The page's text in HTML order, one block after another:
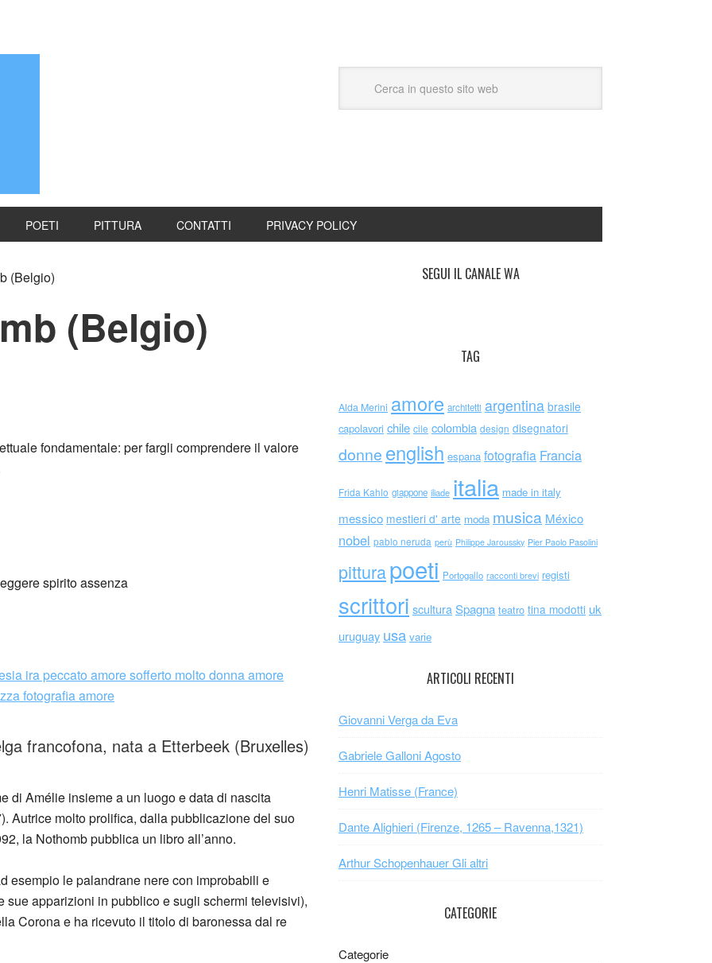
POETI PITTURA CONTATTI PRIVACY POLICY
(Belgio)
(Belgio)
fondamentale: per fargli comprendere il valore
francofona, nata a Etterbeek (Bruxelles)
di Amélie insieme a un luogo e data di nascita
Autrice molto prolifica, dalla pubblicazione del suo
la Nothomb pubblica un libro all’anno.
esempio le palandrane nere con improbabili e
apparizioni in pubblico e sugli schermi televisivi),
Corona e ha ricevuto il titolo di baronessa dal re
SEGUI IL CANALE WA
TAG
Alda Merini amore architetti argentina brasile
capolavori chile cile colombia design disegnatori
donne english espana fotografia Francia
Frida Kahlo giappone iliade italia made in italy
messico mestieri d' arte moda musica México
nobel pablo neruda perù Philippe Jaroussky Pier Paolo Pasolini
pitturapoeti Portogallo racconti brevi registi
scrittori scultura Spagna teatro tina modotti uk
uruguay usa varie
ARTICOLI RECENTI
Giovanni Verga da Eva
Gabriele Galloni Agosto
Henri Matisse (France)
Dante Alighieri (Firenze, 1265 – Ravenna,1321)
Arthur Schopenhauer Gli altri
CATEGORIE
Categorie